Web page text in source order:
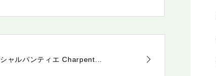
シャルパンティエ Charpent...